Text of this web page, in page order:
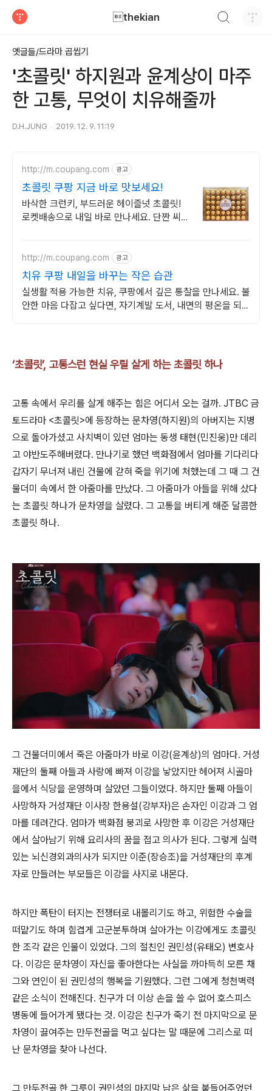
thekian
옛글들/드라마 곱씹기
'초콜릿' 하지원과 윤계상이 마주
한 고통, 무엇이 치유해줄까
D.H.JUNG 2019. 12. 9. 11:19
http://m.coupang.com 광고
초콜릿 쿠팡 지금 바로 맛보세요!
바삭한 크런키, 부드러운 헤이즐넛 초콜릿!
로켓배송으로 내일 바로 만나세요. 단짠 씨솔
http://m.coupang.com 광고
치유 쿠팡 내일을 바꾸는 작은 습관
실생활 적용 가능한 치유, 쿠팡에서 깊은 통찰을 만나세요. 불
안한 마음 다잡고 싶다면, 자기계발 도서, 내면의 평온을 되찾
‘초콜릿’, 고통스런 현실 우릴 살게 하는 초콜릿 하나
고통 속에서 우리를 살게 해주는 힘은 어디서 오는 걸까. JTBC 금
토드라마 <초콜릿>에 등장하는 문차영(하지원)의 아버지는 지병
으로 돌아가셨고 사치벽이 있던 엄마는 동생 태현(민진웅)만 데리
고 야반도주해버렸다. 만나기로 했던 백화점에서 엄마를 기다리다
갑자기 무너져 내린 건물에 갇혀 죽을 위기에 처했는데 그 때 그 건
물더미 속에서 한 아줌마를 만났다. 그 아줌마가 아들을 위해 샀다
는 초콜릿 하나가 문차영을 살렸다. 그 고통을 버티게 해준 달콤한
초콜릿 하나.
그 건물더미에서 죽은 아줌마가 바로 이강(윤계상)의 엄마다. 거성
재단의 둘째 아들과 사랑에 빠져 이강을 낳았지만 헤어져 시골마
을에서 식당을 운영하며 살았던 그들이었다. 하지만 둘째 아들이
사망하자 거성재단 이사장 한용설(강부자)은 손자인 이강과 그 엄
마를 데려간다. 엄마가 백화점 붕괴로 사망한 후 이강은 거성재단
에서 살아남기 위해 요리사의 꿈을 접고 의사가 된다. 그렇게 실력
있는 뇌신경외과의사가 되지만 이준(장승조)을 거성재단의 후계
자로 만들려는 부모들은 이강을 사지로 내몬다.
하지만 폭탄이 터지는 전쟁터로 내몰리기도 하고, 위험한 수술을
떠맡기도 하며 힘겹게 고군분투하며 살아가는 이강에게도 초콜릿
한 조각 같은 인물이 있었다. 그의 절친인 권민성(유태오) 변호사
다. 이강은 문차영이 자신을 좋아한다는 사실을 까마득히 모른 채
그와 연인이 된 권민성의 행복을 기원했다. 그런 그에게 청천벽력
같은 소식이 전해진다. 친구가 더 이상 손을 쓸 수 없어 호스피스
병동에 들어가게 됐다는 것. 이강은 친구가 죽기 전 마지막으로 문
차영이 끓여주는 만두전골을 먹고 싶다는 말 때문에 그리스로 떠
난 문차영을 찾아 나선다.
그 만두전골 한 그릇이 권민성의 마지막 남은 삶을 붙들어주었던